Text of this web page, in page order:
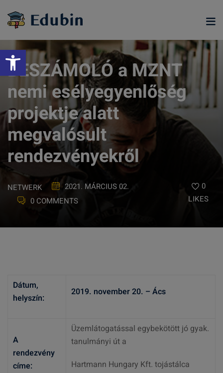
Eszköztár megnyitása
content
BESZÁMOLÓ a MZNT
nemi esélyegyenlőség
projektje alatt
megvalósult
rendezvényekről
NETWERK
2021. MÁRCIUS 02.
0 COMMENTS
0
LIKES
Dátum,
helyszín:
2019. november 20. – Ács
A
rendezvény
címe:
Üzemlátogatással egybekötött jó gyak.
tanulmányi út a
Hartmann Hungary Kft. tojástálca